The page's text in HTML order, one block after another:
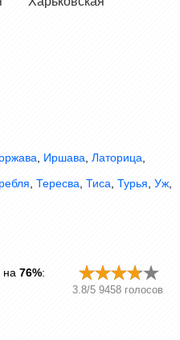
, Иршава, Латорица,
, Тересва, Тиса, Турья, Уж,
на 76%:
3.8/5 9458 голосов